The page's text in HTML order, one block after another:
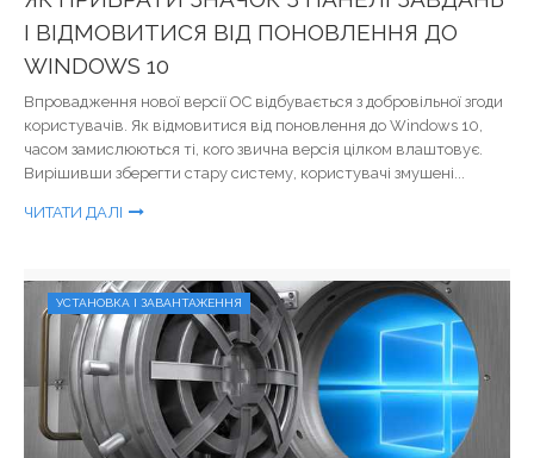
І ВІДМОВИТИСЯ ВІД ПОНОВЛЕННЯ ДО
WINDOWS 10
Впровадження нової версії ОС відбувається з добровільної згоди
користувачів. Як відмовитися від поновлення до Windows 10,
часом замислюються ті, кого звична версія цілком влаштовує.
Вирішивши зберегти стару систему, користувачі змушені...
ЧИТАТИ ДАЛІ
УСТАНОВКА І ЗАВАНТАЖЕННЯ